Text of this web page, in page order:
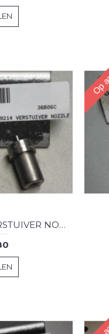
MAN 8814 9214 VERSTUIVER NOZZLE
Op
Op